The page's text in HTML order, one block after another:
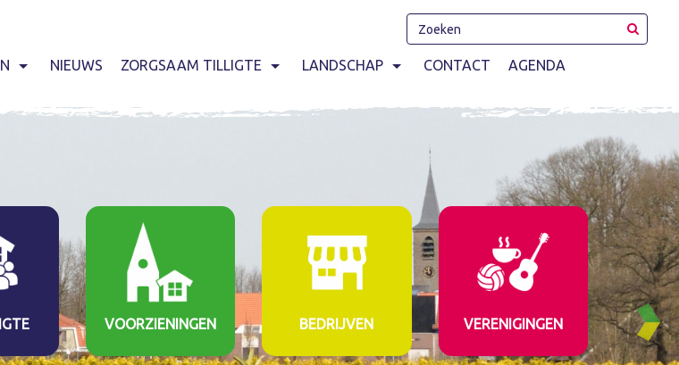
NIEUWS ZORGSAAM TILLIGTE LANDSCHAP CONTACT AGENDA
VOORZIENINGEN BEDRIJVEN VERENIGINGEN